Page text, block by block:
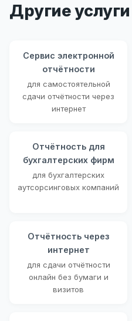
Другие услуги
Сервис электронной
отчётности
для самостоятельной
сдачи отчётности через
интернет
Отчётность для
бухгалтерских фирм
для бухгалтерских
аутсорсинговых компаний
Отчётность через
интернет
для сдачи отчётности
онлайн без бумаги и
визитов